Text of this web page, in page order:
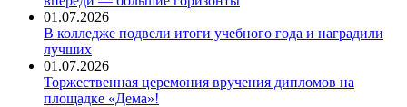
01.07.2026
В колледже подвели итоги учебного года и наградили
лучших
01.07.2026
Торжественная церемония вручения дипломов на
площадке «Дема»!